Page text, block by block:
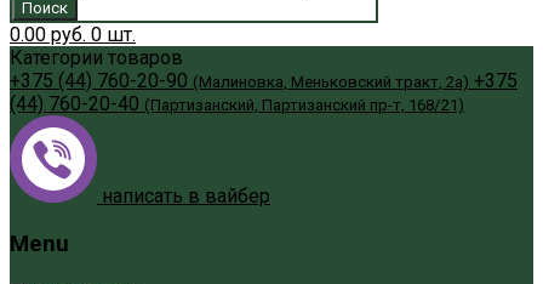
Поиск
0.00 руб. 0 шт.
Категории товаров
+375 (44) 760-20-90 (Малиновка, Меньковский тракт, 2а) +375
(44) 760-20-40 (Партизанский, Партизанский пр-т, 168/21)
написать в вайбер
Menu